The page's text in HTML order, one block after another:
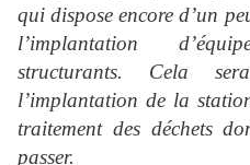
qui dispose encore d’un
l’implantation
structurants. Cela
l’implantation de la
traitement des déchets
passer.